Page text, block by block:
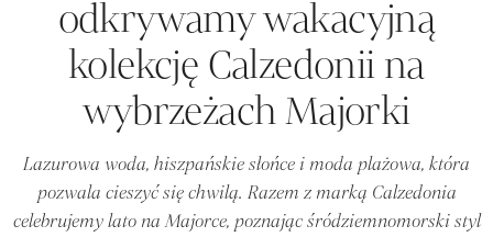
odkrywamy wakacyjną
kolekcję Calzedonii na
wybrzeżach Majorki
Lazurowa woda, hiszpańskie słońce i moda plażowa, która
pozwala cieszyć się chwilą. Razem z marką Calzedonia
celebrujemy lato na Majorce, poznając śródziemnomorski styl